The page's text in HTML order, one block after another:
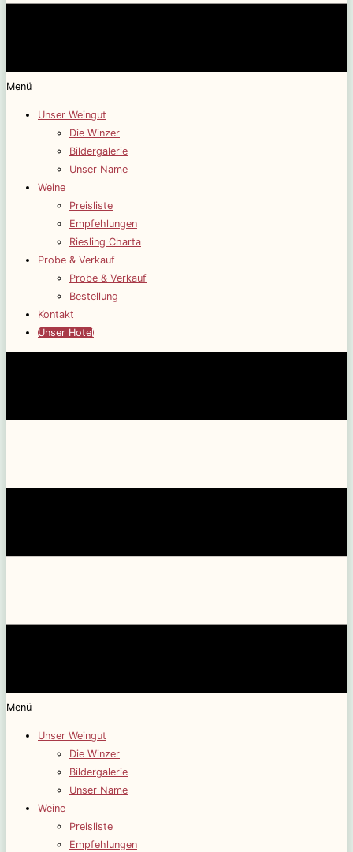
Menü
Unser Weingut
Die Winzer
Bildergalerie
Unser Name
Weine
Preisliste
Empfehlungen
Riesling Charta
Probe & Verkauf
Probe & Verkauf
Bestellung
Kontakt
Unser Hotel
Menü
Unser Weingut
Die Winzer
Bildergalerie
Unser Name
Weine
Preisliste
Empfehlungen